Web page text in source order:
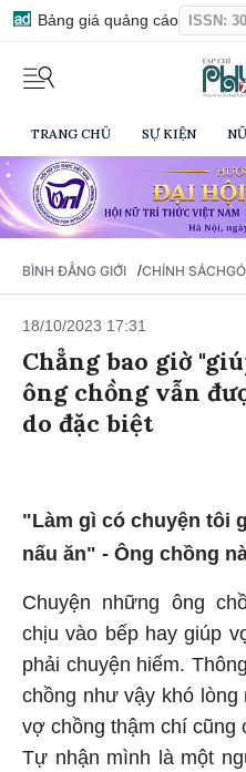
Bảng giá quảng cáo ISSN:
TRANG CHỦ SỰ KIỆN
BÌNH ĐẲNG GIỚI /CHÍNH SÁCH
18/10/2023 17:31
Chẳng bao giờ
ông chồng vẫn
do đặc biệt
"Làm gì có chuyện tôi
nấu ăn" - Ông chồng
Chuyện những ông
chịu vào bếp hay giúp
phải chuyện hiếm.
chồng như vậy khó
vợ chồng thậm chí cũng
Tự nhận mình là một